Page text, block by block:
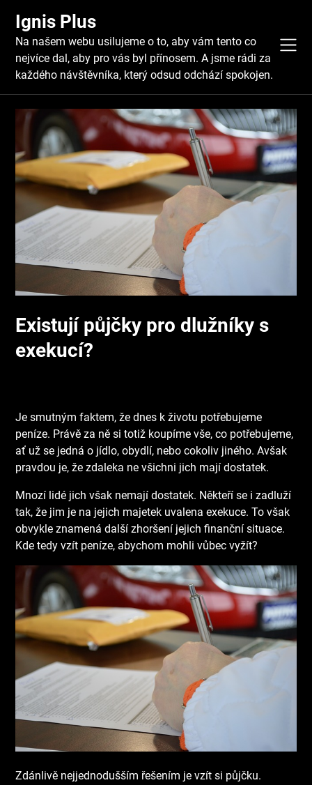
content
Ignis Plus
Na našem webu usilujeme o to, aby vám tento co
nejvíce dal, aby pro vás byl přínosem. A jsme rádi za
každého návštěvníka, který odsud odchází spokojen.
Existují půjčky pro dlužníky s
exekucí?
Je smutným faktem, že dnes k životu potřebujeme
peníze. Právě za ně si totiž koupíme vše, co potřebujeme,
ať už se jedná o jídlo, obydlí, nebo cokoliv jiného. Avšak
pravdou je, že zdaleka ne všichni jich mají dostatek.
Mnozí lidé jich však nemají dostatek. Někteří se i zadluží
tak, že jim je na jejich majetek uvalena exekuce. To však
obvykle znamená další zhoršení jejich finanční situace.
Kde tedy vzít peníze, abychom mohli vůbec vyžít?
Zdánlivě nejjednodušším řešením je vzít si půjčku.